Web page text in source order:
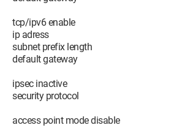
tcp/ipv6 enable
ip adress
subnet prefix length
default gateway
ipsec inactive
security protocol
access point mode disable